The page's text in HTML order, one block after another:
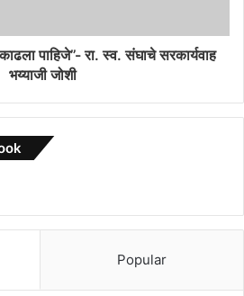
पाहिजे’’- रा. स्व. संघाचे सरकार्यवाह
भय्याजी जोशी
Popular